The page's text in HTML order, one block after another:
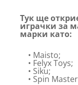
Тук ще
играчки за
марки като:
• Maisto;
• Felyx Toys;
• Siku;
• Spin